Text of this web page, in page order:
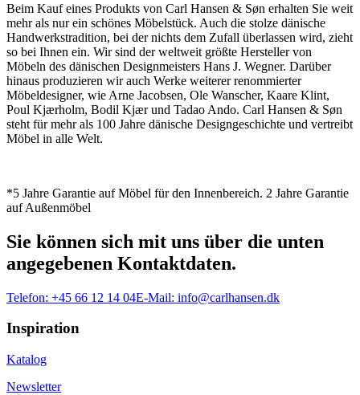
Beim Kauf eines Produkts von Carl Hansen & Søn erhalten Sie weit
mehr als nur ein schönes Möbelstück. Auch die stolze dänische
Handwerkstradition, bei der nichts dem Zufall überlassen wird, zieht
so bei Ihnen ein. Wir sind der weltweit größte Hersteller von
Möbeln des dänischen Designmeisters Hans J. Wegner. Darüber
hinaus produzieren wir auch Werke weiterer renommierter
Möbeldesigner, wie Arne Jacobsen, Ole Wanscher, Kaare Klint,
Poul Kjærholm, Bodil Kjær und Tadao Ando. Carl Hansen & Søn
steht für mehr als 100 Jahre dänische Designgeschichte und vertreibt
Möbel in alle Welt.
*5 Jahre Garantie auf Möbel für den Innenbereich. 2 Jahre Garantie
auf Außenmöbel
Sie können sich mit uns über die unten
angegebenen Kontaktdaten.
Telefon: +45 66 12 14 04E-Mail: info@carlhansen.dk
Inspiration
Katalog
Newsletter